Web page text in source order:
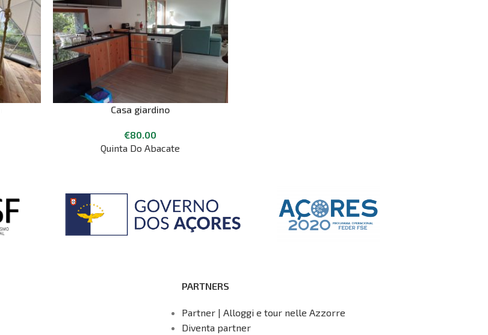
Casa giardino
€80.00
Quinta Do Abacate
PARTNERS
Partner | Alloggi e tour nelle Azzorre
Diventa partner